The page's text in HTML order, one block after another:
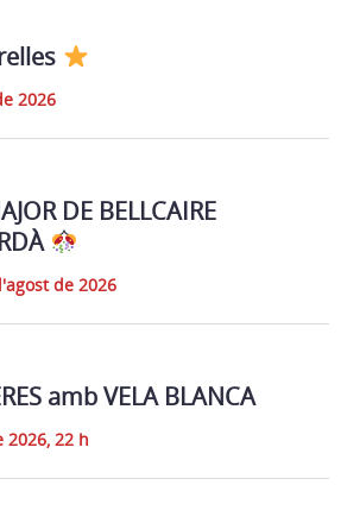
2026
DE BELLCAIRE
de 2026
amb VELA BLANCA
2026, 22 h